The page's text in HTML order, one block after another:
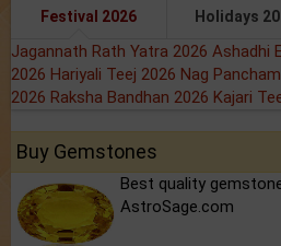
Festival 2026 Holidays
Jagannath Rath Yatra 2026 Ashadhi
2026 Hariyali Teej 2026 Nag
2026 Raksha Bandhan 2026 Kajari
Buy Gemstones
Best quality
AstroSage.com